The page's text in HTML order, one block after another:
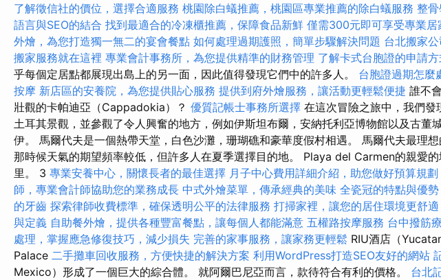
了解徵信社的價位，選擇合適服務 桃園除白蟻推薦，桃園區專業推薦的除白蟻服務 整
語言與SEO的結合 找到最適合的冷凍櫃推薦，保障食品新鮮 僅需300元即可享受專業居
外燴，為您打造獨一無二的宴會餐點 如何處理過期護照，簡單步驟解決問題 台北搬家
搬家服務就在這裡 專業會計事務所，為您提供精準的財務管理 了解卡式台胞證的申請
乎每個定居點都展現出島上的另一面，因此值得發現它們中的許多人。 台胞證過期怎麼
按摩 新店區的安養院，為您提供貼心服務 提供到府外燴服務，讓活動更輕鬆便捷 誰不
壯觀的卡帕迪亞（Cappadokia）？ 優質記帳士事務所選擇 在這次冒險之旅中，我們發
土耳其景觀，並參觀了令人興奮的地方，例如伊斯坦布爾，安納托利亞博物館以及古董
伊。 馬爾代夫是一個熱帶天堂，白色沙灘，珊瑚礁和豪華度假村相遇。 馬爾代夫最理想
那時候天氣的期望頻率較低，但許多人在夏季選擇目的地。 Playa del Carmen的親愛
里。 3 專業安養中心，關懷長者的最佳選擇 月子中心費用詳細介紹，助您做好預算規劃
師，專業會計師協助您的業務成長 中式外燴菜單，傳承經典的美味 全瓷冠的特點與優
的牙齒 探索律師收費標準，確保透明公平的法律服務 打掃家裡，讓您的居住環境更舒適
與定義 自助餐外燴，提供各種豐富餐點，讓每個人都能滿意 五權路按摩服務 台中撥筋
處理，掌握應急修復技巧，減少損失 完善的家事服務，讓家務更輕鬆 RIU酒店（
Palace 二手攤車回收服務，方便快捷的解決方案 利用WordPress打造SEO友好的網站
Mexico）形成了一個巨大的綜合體。 就阿爾巴尼亞而言，款待符合有利的價格。 台北